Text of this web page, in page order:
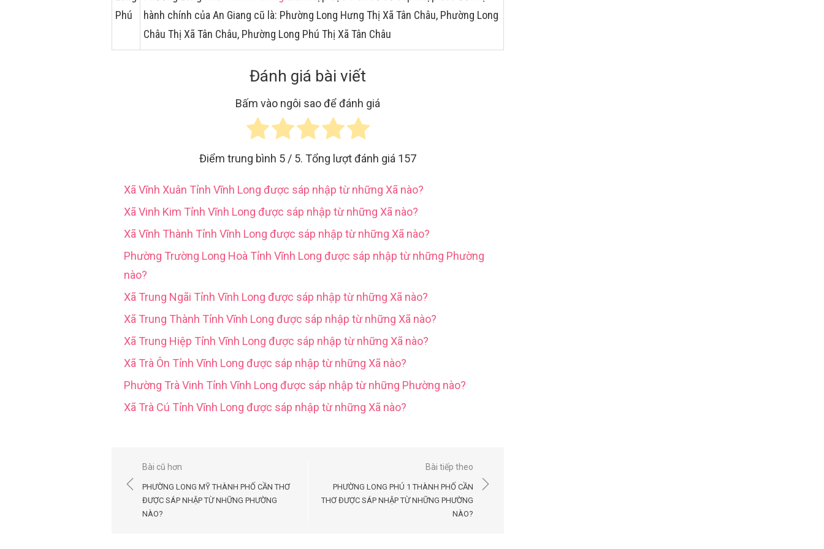
Phú
hành chính của An Giang cũ là: Phường Long Hưng Thị Xã Tân Châu, Phường Long
Châu Thị Xã Tân Châu, Phường Long Phú Thị Xã Tân Châu
Đánh giá bài viết
Bấm vào ngôi sao để đánh giá
Điểm trung bình 5 / 5. Tổng lượt đánh giá 157
Xã Vĩnh Xuân Tỉnh Vĩnh Long được sáp nhập từ những Xã nào?
Xã Vinh Kim Tỉnh Vĩnh Long được sáp nhập từ những Xã nào?
Xã Vĩnh Thành Tỉnh Vĩnh Long được sáp nhập từ những Xã nào?
Phường Trường Long Hoà Tỉnh Vĩnh Long được sáp nhập từ những Phường
nào?
Xã Trung Ngãi Tỉnh Vĩnh Long được sáp nhập từ những Xã nào?
Xã Trung Thành Tỉnh Vĩnh Long được sáp nhập từ những Xã nào?
Xã Trung Hiệp Tỉnh Vĩnh Long được sáp nhập từ những Xã nào?
Xã Trà Ôn Tỉnh Vĩnh Long được sáp nhập từ những Xã nào?
Phường Trà Vinh Tỉnh Vĩnh Long được sáp nhập từ những Phường nào?
Xã Trà Cú Tỉnh Vĩnh Long được sáp nhập từ những Xã nào?
Điều
hướng
viết
Bài cũ hơn
PHƯỜNG LONG MỸ THÀNH PHỐ CẦN THƠ
ĐƯỢC SÁP NHẬP TỪ NHỮNG PHƯỜNG
NÀO?
Bài tiếp theo
PHƯỜNG LONG PHÚ 1 THÀNH PHỐ CẦN
THƠ ĐƯỢC SÁP NHẬP TỪ NHỮNG PHƯỜNG
NÀO?